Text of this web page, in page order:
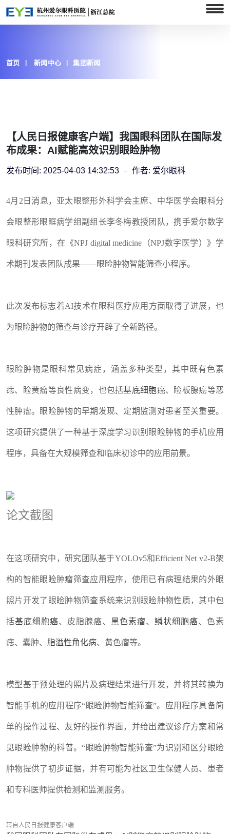
首页 新闻中心 集团新闻
【人民日报健康客户端】我国眼科团队在国际发
布成果：AI赋能高效识别眼睑肿物
发布时间: 2025-04-03 14:32:53 作者: 爱尔眼科
4月2日消息，亚太眼整形外科学会主席、中华医学会眼科分
会眼整形眼眶病学组副组长李冬梅教授团队，携手爱尔数字
眼科研究所，在《NPJ digital medicine（NPJ数字医学）》学
术期刊发表团队成果——眼睑肿物智能筛查小程序。
此次发布标志着AI技术在眼科医疗应用方面取得了进展，也
为眼睑肿物的筛查与诊疗开辟了全新路径。
眼睑肿物是眼科常见病症，涵盖多种类型，其中既有色素
痣、睑黄瘤等良性病变，也包括基底细胞癌、睑板腺癌等恶
性肿瘤。眼睑肿物的早期发现、定期监测对患者至关重要。
这项研究提供了一种基于深度学习识别眼睑肿物的手机应用
程序，具备在大规模筛查和临床初诊中的应用前景。
论文截图
在这项研究中，研究团队基于YOLOv5和Efficient Net v2-B架
构的智能眼睑肿瘤筛查应用程序，使用已有病理结果的外眼
照片开发了眼睑肿物筛查系统来识别眼睑肿物性质，其中包
括基底细胞癌、皮脂腺癌、 黑色素瘤、 鳞状细胞癌、色素
痣、囊肿、 脂溢性角化病、黄色瘤等。
模型基于预处理的照片及病理结果进行开发，并将其转换为
智能手机的应用程序“眼睑肿物智能筛查”。应用程序具备简
单的操作过程、友好的操作界面，并给出建议诊疗方案和常
见眼睑肿物的科普。“眼睑肿物智能筛查”为识别和区分眼睑
肿物提供了初步证据，并有可能为社区卫生保健人员、患者
和专科医师提供检测和监测服务。
转自人民日报健康客户端